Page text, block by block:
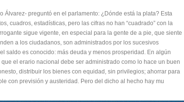
preguntó en el parlamento: ¿Dónde está la plata? Esta
cuadros, estadísticas, pero las cifras no han “cuadrado” con la
sigue vigente, en especial para la gente de a pie, que siente
a los ciudadanos, son administrados por los sucesivos
saldo es conocido: más deuda y menos prosperidad. En algún
el erario nacional debe ser administrado como lo hace un buen
distribuir los bienes con equidad, sin privilegios; ahorrar para
con previsión y austeridad. Pero del dicho al hecho hay mu